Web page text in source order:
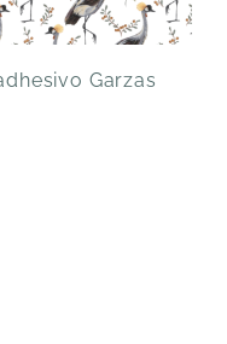
Garzas